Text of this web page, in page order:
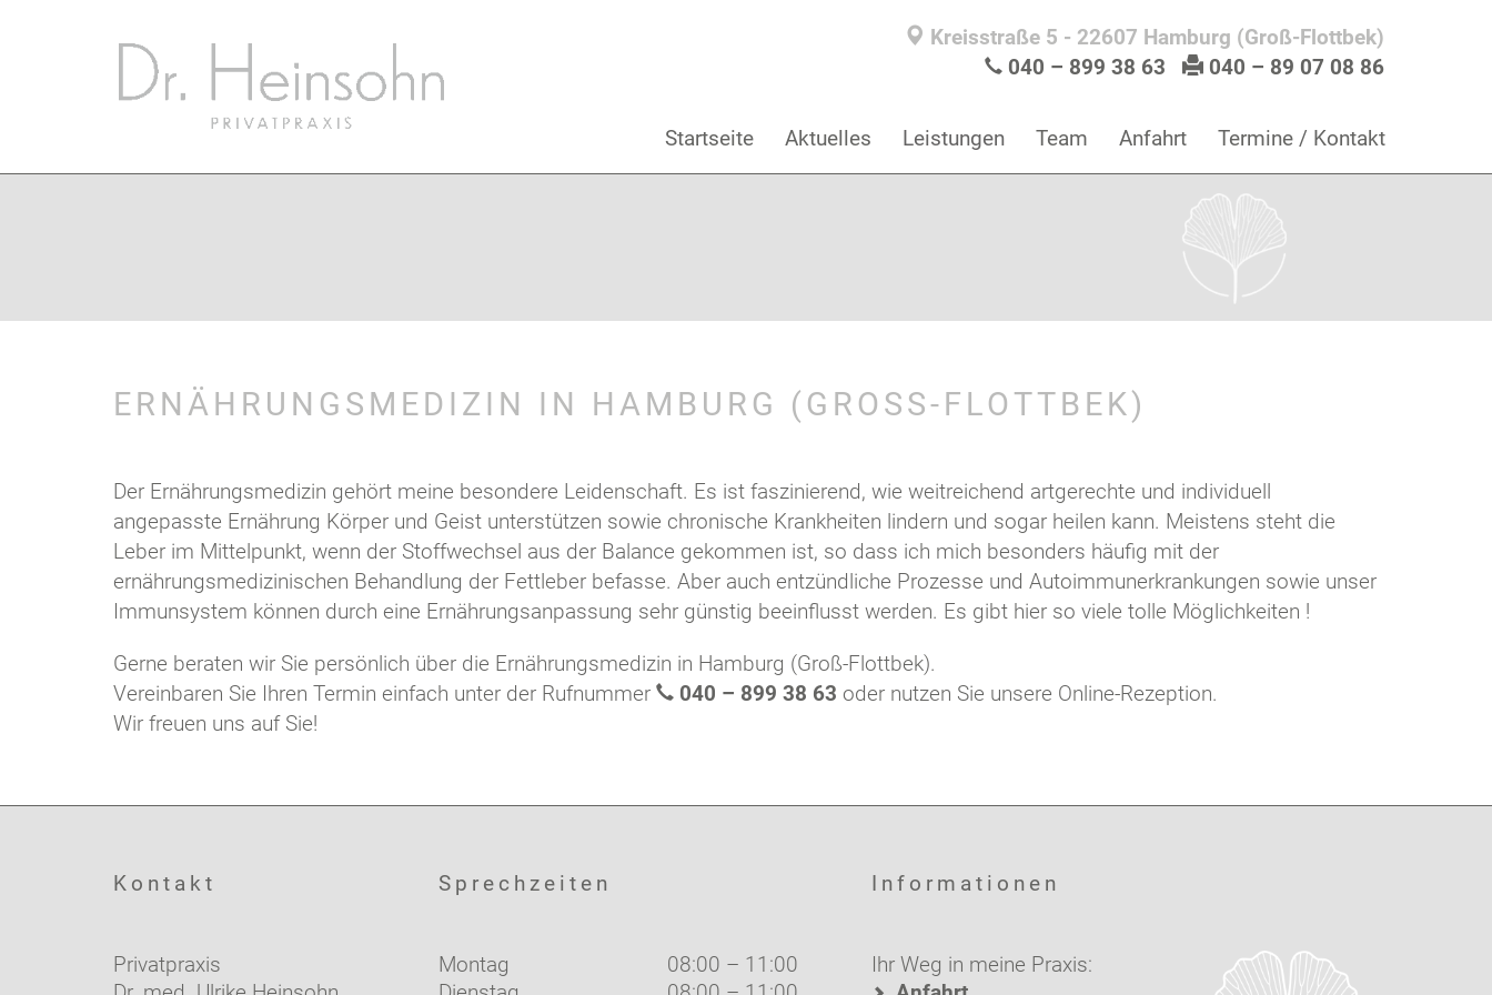
Kreisstraße 5 - 22607 Hamburg (Groß-Flottbek)
040 – 899 38 63
040 – 89 07 08 86
Startseite Aktuelles Leistungen Team Anfahrt Termine / Kontakt
ERNÄHRUNGSMEDIZIN IN HAMBURG (GROSS-FLOTTBEK)
Der Ernährungsmedizin gehört meine besondere Leidenschaft. Es ist faszinierend, wie weitreichend artgerechte und individuell
angepasste Ernährung Körper und Geist unterstützen sowie chronische Krankheiten lindern und sogar heilen kann. Meistens steht die
Leber im Mittelpunkt, wenn der Stoffwechsel aus der Balance gekommen ist, so dass ich mich besonders häufig mit der
ernährungsmedizinischen Behandlung der Fettleber befasse. Aber auch entzündliche Prozesse und Autoimmunerkrankungen sowie unser
Immunsystem können durch eine Ernährungsanpassung sehr günstig beeinflusst werden. Es gibt hier so viele tolle Möglichkeiten !
Gerne beraten wir Sie persönlich über die Ernährungsmedizin in Hamburg (Groß-Flottbek).
Vereinbaren Sie Ihren Termin einfach unter der Rufnummer
040 – 899 38 63 oder nutzen Sie unsere Online-Rezeption.
Wir freuen uns auf Sie!
Kontakt
Privatpraxis
Sprechzeiten
Montag
08:00 – 11:00
Informationen
Ihr Weg in meine Praxis: